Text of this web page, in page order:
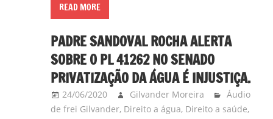
READ MORE
PADRE SANDOVAL ROCHA ALERTA
SOBRE O PL 41262 NO SENADO
PRIVATIZAÇÃO DA ÁGUA É INJUSTIÇA.
24/06/2020 Gilvander Moreira
Áudio
de frei Gilvander, Direito a água, Direito a saúde,